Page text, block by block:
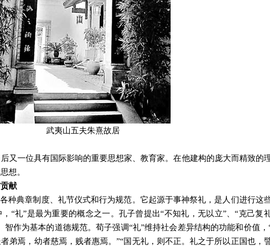
武夷山五夫朱熹故居
又一位具有国际影响的重要思想家、教育家。在他建构的庞大而精致的
想。
献
种典章制度、礼节仪式和行为规范。它起源于事神祭礼，是人们进行这
“礼”是最为重要的概念之一。孔子曾提出“不知礼，无以立”、“克己复
智作为基本的道德规范。荀子强调“礼”维持社会差异结构的功能和价值，
弟焉，幼者慈焉，贱者惠焉。”“国无礼，则不正。礼之于所以正国也，